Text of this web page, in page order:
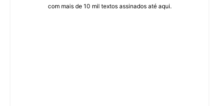
com mais de 10 mil textos assinados até aqui.